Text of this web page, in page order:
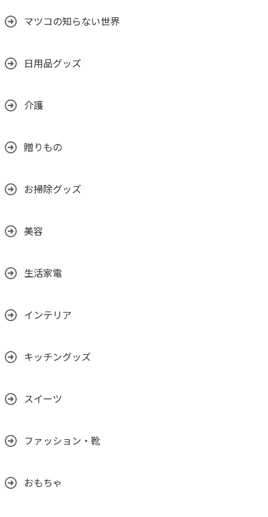
マツコの知らない世界
日用品グッズ
介護
贈りもの
お掃除グッズ
美容
生活家電
インテリア
キッチングッズ
スイーツ
ファッション・靴
おもちゃ